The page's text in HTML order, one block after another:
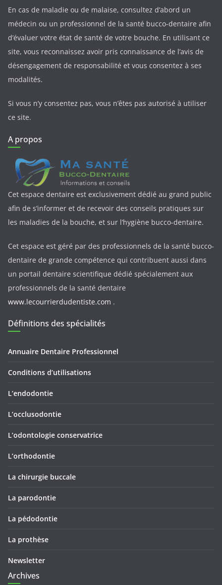
En cas de maladie ou de malaise, consultez d’abord un
médecin ou un professionnel de la santé bucco-dentaire afin
d’évaluer votre état de santé de votre bouche. En utilisant ce
site, vous reconnaissez avoir pris connaissance de l’avis de
désengagement de responsabilité et vous consentez à ses
modalités.
Si vous n’y consentez pas, vous n’êtes pas autorisé à utiliser
ce site.
A propos
Cet espace dentaire est exclusivement dédié au grand public
afin de s’informer et de recevoir des conseils pratiques sur
les maladies de la bouche, et sur l’hygiène bucco-dentaire.
Cet espace est géré par des professionnels de la santé bucco-
dentaire de grande compétence qui contribuent aussi dans
un portail dentaire scientifique dédié spécialement aux
professionnels de la santé dentaire
www.lecourrierdudentiste.com .
Définitions des spécialités
Annuaire Dentaire Professionnel
Conditions d’utilisations
L’endodontie
L’occlusodontie
L’odontologie conservatrice
L’orthodontie
La chirurgie buccale
La parodontie
La pédodontie
La prothèse
Newsletter
Archives